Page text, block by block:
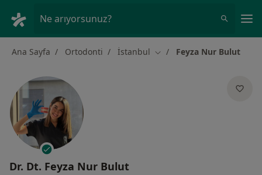
Ne arıyorsunuz?
Ana Sayfa Ortodonti İstanbul Şehir değiştir
Feyza Nur Bulut
Dr. Dt. Feyza Nur Bulut